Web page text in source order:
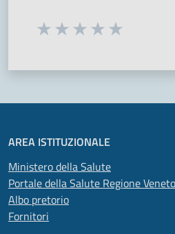
Seleziona una
AREA ISTITUZIONALE
Ministero della Salute
Portale della Salute Regione Veneto
Albo pretorio
Fornitori